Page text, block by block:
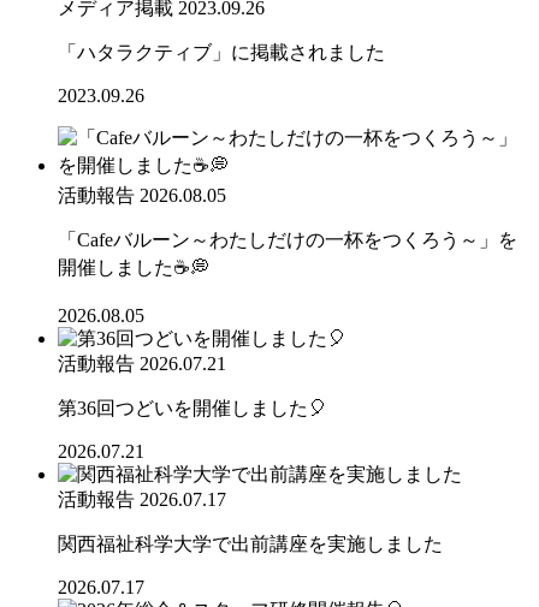
メディア掲載 2023.09.26
「ハタラクティブ」に掲載されました
2023.09.26
活動報告 2026.08.05
「Cafeバルーン～わたしだけの一杯をつくろう～」を
開催しました☕💭
2026.08.05
活動報告 2026.07.21
第36回つどいを開催しました🎈
2026.07.21
活動報告 2026.07.17
関西福祉科学大学で出前講座を実施しました
2026.07.17